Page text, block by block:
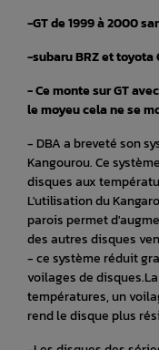
-GT de 1999 à 2000
-subaru BRZ et toyota
- Ce monte sur GT
le moyeu cela ne se
- DBA a breveté son
Kangourou. Ce
disques aux
L'utilisation du
parois permet
des autres disques
- ce système réduit
voilages de
températures, un
rend le disque plus